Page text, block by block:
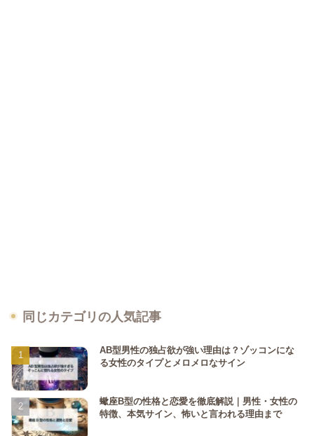
同じカテゴリの人気記事
AB型男性の独占欲が強い理由は？ゾッコンにな
る女性のタイプとメロメロなサイン
蠍座B型の性格と恋愛を徹底解説｜男性・女性の
特徴、本気サイン、怖いと言われる理由まで